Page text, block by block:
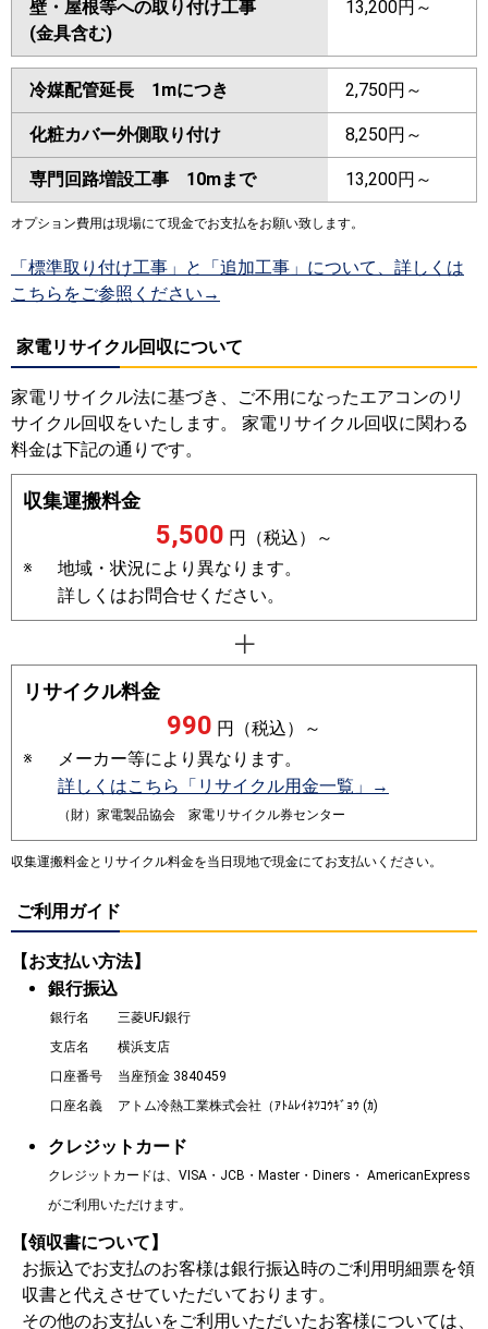
壁・屋根等への取り付け工事
(金具含む)
13,200円～
冷媒配管延長 1mにつき 2,750円～
化粧カバー外側取り付け 8,250円～
専門回路増設工事 10mまで 13,200円～
オプション費用は現場にて現金でお支払をお願い致します。
「標準取り付け工事」と「追加工事」について、詳しくは
こちらをご参照ください→
家電リサイクル回収について
家電リサイクル法に基づき、ご不用になったエアコンのリ
サイクル回収をいたします。 家電リサイクル回収に関わる
料金は下記の通りです。
収集運搬料金
5,500 円（税込）～
※
地域・状況により異なります。
詳しくはお問合せください。
リサイクル料金
990 円（税込）～
※
メーカー等により異なります。
詳しくはこちら「リサイクル用金一覧」→
（財）家電製品協会 家電リサイクル券センター
収集運搬料金とリサイクル料金を当日現地で現金にてお支払いください。
ご利用ガイド
【お支払い方法】
銀行振込
銀行名
三菱UFJ銀行
支店名
横浜支店
口座番号
当座預金 3840459
口座名義
アトム冷熱工業株式会社（ｱﾄﾑﾚｲﾈﾂｺｳｷﾞｮｳ (ｶ)
クレジットカード
クレジットカードは、VISA・JCB・Master・Diners・ AmericanExpress
がご利用いただけます。
【領収書について】
お振込でお支払のお客様は銀行振込時のご利用明細票を領
収書と代えさせていただいております。
その他のお支払いをご利用いただいたお客様については、